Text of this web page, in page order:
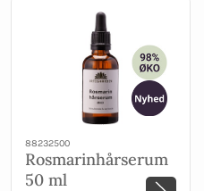
88232500
Rosmarinhårserum
50 ml